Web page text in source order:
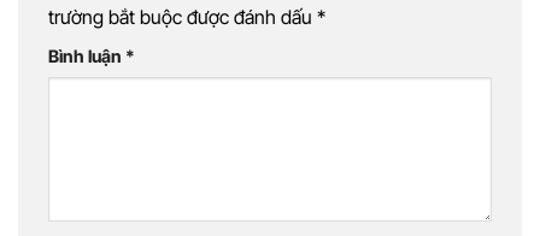
trường bắt buộc được đánh dấu *
Bình luận *